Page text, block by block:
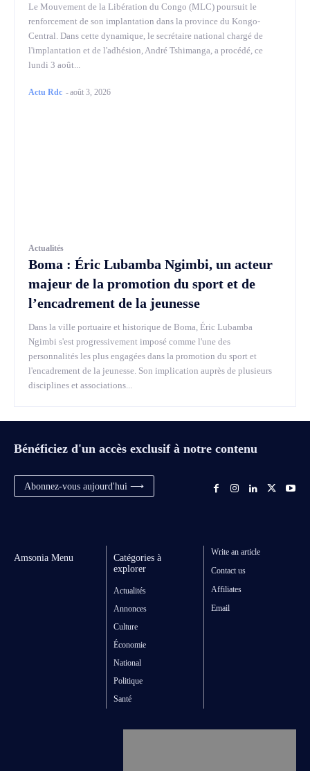
Le Mouvement de la Libération du Congo (MLC) poursuit le
renforcement de son implantation dans la province du Kongo-
Central. Dans cette dynamique, le secrétaire national chargé de
l'implantation et de l'adhésion, André Tshimanga, a procédé, ce
lundi 3 août...
Actu Rdc -août 3, 2026
Actualités
Boma : Éric Lubamba Ngimbi, un acteur
majeur de la promotion du sport et de
l’encadrement de la jeunesse
Dans la ville portuaire et historique de Boma, Éric Lubamba
Ngimbi s'est progressivement imposé comme l'une des
personnalités les plus engagées dans la promotion du sport et
l'encadrement de la jeunesse. Son implication auprès de plusieurs
disciplines et associations...
Bénéficiez d'un accès exclusif à notre contenu
Abonnez-vous aujourd'hui ⟶
Amsonia Menu
Catégories à
explorer
Actualités
Annonces
Culture
Économie
National
Politique
Santé
Write an article
Contact us
Affiliates
Email